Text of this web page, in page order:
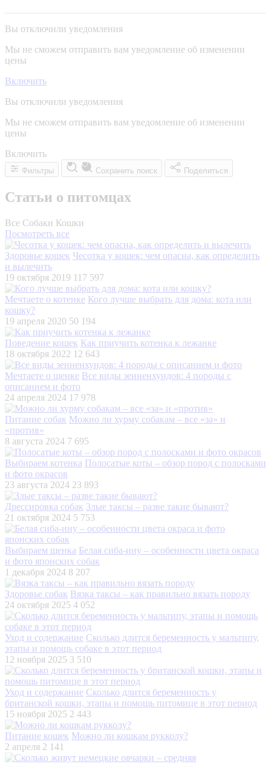
Вы отключили уведомления
Мы не сможем отправить вам уведомление об изменении
цены
Включить
Вы отключили уведомления
Мы не сможем отправить вам уведомление об изменении
цены
Включить
Фильтры Сохранить поиск Поделиться
Статьи о питомцах
Все Собаки Кошки
Посмотреть все
Здоровье кошек Чесотка у кошек: чем опасна, как определить
и вылечить
19 октября 2019 117 597
Мечтаете о котенке Кого лучше выбрать для дома: кота или
кошку?
19 апреля 2020 50 194
Поведение кошек Как приучить котенка к лежанке
18 октября 2022 12 643
Мечтаете о щенке Все виды зенненхундов: 4 породы с
описанием и фото
24 апреля 2024 17 978
Питание собак Можно ли хурму собакам – все «за» и
«против»
8 августа 2024 7 695
Выбираем котенка Полосатые коты – обзор пород с полосками
и фото окрасов
23 августа 2024 23 893
Дрессировка собак Злые таксы – разве такие бывают?
21 октября 2024 5 753
Выбираем щенка Белая сиба-ину – особенности цвета окраса
и фото японских собак
1 декабря 2024 8 207
Здоровье собак Вязка таксы – как правильно вязать породу
24 октября 2025 4 052
Уход и содержание Сколько длится беременность у мальтипу,
этапы и помощь собаке в этот период
12 ноября 2025 3 510
Уход и содержание Сколько длится беременность у
британской кошки, этапы и помощь питомице в этот период
15 ноября 2025 2 443
Питание кошек Можно ли кошкам рукколу?
2 апреля 2 141